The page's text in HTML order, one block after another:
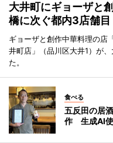
大井町にギョーザと
橋に次ぐ都内3店舗目
ギョーザと創作中華料理の店
井町店」（品川区大井1）が
た。
食べる
五反田の居
作 生成AI